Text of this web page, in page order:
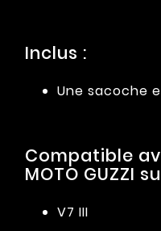
Inclus :
Une sacoche
Compatible
MOTO GUZZI
V7 III